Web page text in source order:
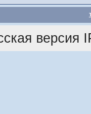
версия